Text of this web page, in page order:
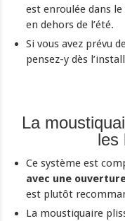
est enroulée dans
en dehors de l’été.
Si vous avez prévu
pensez-y dès
La
les
Ce système est
avec une
est plutôt
La moustiquaire